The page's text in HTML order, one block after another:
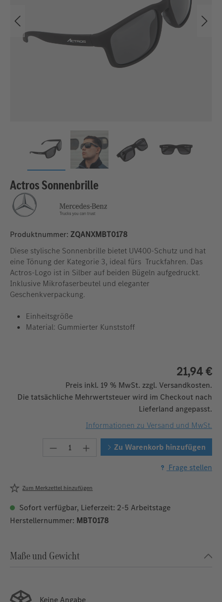
Actros Sonnenbrille
Produktnummer: ZQANXMBT0178
Diese stylische Sonnenbrille bietet UV400-Schutz und hat
eine Tönung der Kategorie 3, ideal fürs Truckfahren. Das
Actros-Logo ist in Silber auf beiden Bügeln aufgedruckt.
Inklusive Mikrofaserbeutel und eleganter
Geschenkverpackung.
Einheitsgröße
Material: Gummierter Kunststoff
21,94 €
Preis inkl. 19 % MwSt. zzgl. Versandkosten.
Die tatsächliche Mehrwertsteuer wird im Checkout nach
Lieferland angepasst.
Informationen zu Versand und MwSt.
Produkt Anzahl: Gib den
Zu Warenkorb hinzufügen
Frage stellen
Zum Merkzettel hinzufügen
Sofort verfügbar, Lieferzeit: 2-5 Arbeitstage
Herstellernummer: MBT0178
Maße und Gewicht
Keine Angabe